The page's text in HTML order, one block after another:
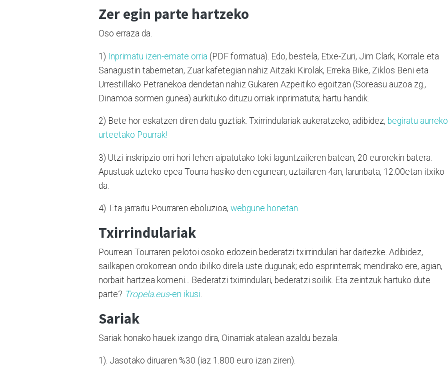
Zer egin parte hartzeko
Oso erraza da.
1) Inprimatu izen-emate orria (PDF formatua). Edo, bestela, Etxe-Zuri, Jim Clark, Korrale eta
Sanagustin tabernetan, Zuar kafetegian nahiz Aitzaki Kirolak, Erreka Bike, Ziklos Beni eta
Urrestillako Petranekoa dendetan nahiz Gukaren Azpeitiko egoitzan (Soreasu auzoa zg.,
Dinamoa sormen gunea) aurkituko dituzu orriak inprimatuta; hartu handik.
2) Bete hor eskatzen diren datu guztiak. Txirrindulariak aukeratzeko, adibidez, begiratu aurreko
urteetako Pourrak!
3) Utzi inskripzio orri hori lehen aipatutako toki laguntzaileren batean, 20 eurorekin batera.
Apustuak uzteko epea Tourra hasiko den egunean, uztailaren 4an, larunbata, 12:00etan itxiko
da.
4). Eta jarraitu Pourraren eboluzioa, webgune honetan.
Txirrindulariak
Pourrean Tourraren pelotoi osoko edozein bederatzi txirrindulari har daitezke. Adibidez,
sailkapen orokorrean ondo ibiliko direla uste dugunak; edo esprinterrak; mendirako ere, agian,
norbait hartzea komeni... Bederatzi txirrindulari, bederatzi soilik. Eta zeintzuk hartuko dute
parte? Tropela.eus-en ikusi
Sariak
Sariak honako hauek izango dira, Oinarriak atalean azaldu bezala.
1). Jasotako diruaren %30 (iaz 1.800 euro izan ziren).